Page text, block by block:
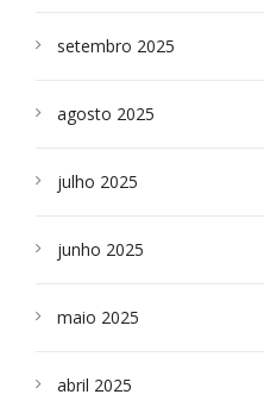
setembro 2025
agosto 2025
julho 2025
junho 2025
maio 2025
abril 2025